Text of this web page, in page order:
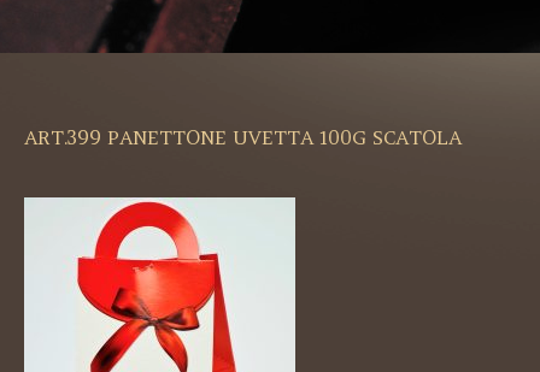
ART.399 PANETTONE UVETTA 100G SCATOLA